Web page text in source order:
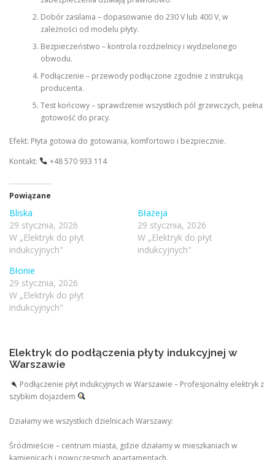
Dobór zasilania – dopasowanie do 230 V lub 400 V, w
zależności od modelu płyty.
Bezpieczeństwo – kontrola rozdzielnicy i wydzielonego
obwodu.
Podłączenie – przewody podłączone zgodnie z instrukcją
producenta.
Test końcowy – sprawdzenie wszystkich pól grzewczych, pełna
gotowość do pracy.
Efekt: Płyta gotowa do gotowania, komfortowo i bezpiecznie.
Kontakt:
+48 570 933 114
Powiązane
Bliska
29 stycznia, 2026
W „Elektryk do płyt
indukcyjnych"
Błażeja
29 stycznia, 2026
W „Elektryk do płyt
indukcyjnych"
Błonie
29 stycznia, 2026
W „Elektryk do płyt
indukcyjnych"
Elektryk do podłączenia płyty indukcyjnej w
Warszawie
Podłączenie płyt indukcyjnych w Warszawie – Profesjonalny elektryk z
szybkim dojazdem
Działamy we wszystkich dzielnicach Warszawy:
Śródmieście – centrum miasta, gdzie działamy w mieszkaniach w
kamienicach i nowoczesnych apartamentach.